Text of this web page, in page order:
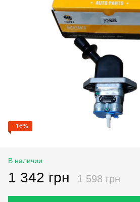
−16%
В наличии
1 342 грн 1 598 грн